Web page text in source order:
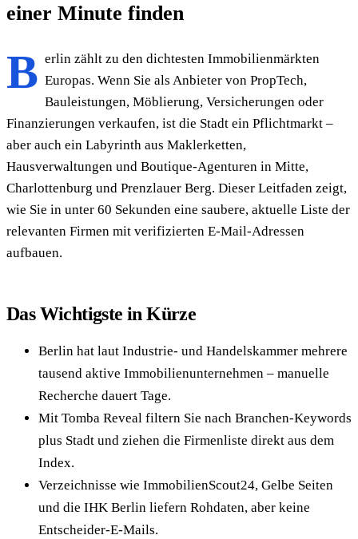
einer Minute finden
B erlin zählt zu den dichtesten Immobilienmärkten
Europas. Wenn Sie als Anbieter von PropTech,
Bauleistungen, Möblierung, Versicherungen oder
Finanzierungen verkaufen, ist die Stadt ein Pflichtmarkt –
aber auch ein Labyrinth aus Maklerketten,
Hausverwaltungen und Boutique-Agenturen in Mitte,
Charlottenburg und Prenzlauer Berg. Dieser Leitfaden zeigt,
wie Sie in unter 60 Sekunden eine saubere, aktuelle Liste der
relevanten Firmen mit verifizierten E-Mail-Adressen
aufbauen.
Das Wichtigste in Kürze
Berlin hat laut Industrie- und Handelskammer mehrere
tausend aktive Immobilienunternehmen – manuelle
Recherche dauert Tage.
Mit Tomba Reveal filtern Sie nach Branchen-Keywords
plus Stadt und ziehen die Firmenliste direkt aus dem
Index.
Verzeichnisse wie ImmobilienScout24, Gelbe Seiten
und die IHK Berlin liefern Rohdaten, aber keine
Entscheider-E-Mails.